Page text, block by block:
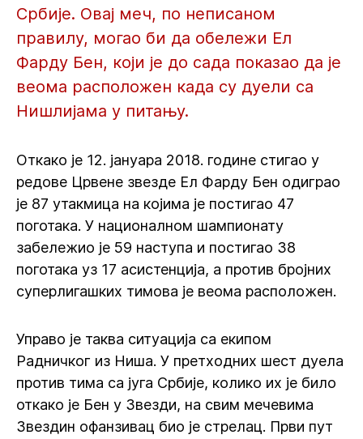
Србије. Овај меч, по неписаном
правилу, могао би да обележи Ел
Фарду Бен, који је до сада показао да је
веома расположен када су дуели са
Нишлијама у питању.
Откако је 12. јануара 2018. године стигао у
редове Црвене звезде Ел Фарду Бен одиграо
је 87 утакмица на којима је постигао 47
поготака. У националном шампионату
забележио је 59 наступа и постигао 38
поготака уз 17 асистенција, а против бројних
суперлигашких тимова је веома расположен.
Управо је таква ситуација са екипом
Радничког из Ниша. У претходних шест дуела
против тима са југа Србије, колико их је било
откако је Бен у Звезди, на свим мечевима
Звездин офанзивац био је стрелац. Први пут